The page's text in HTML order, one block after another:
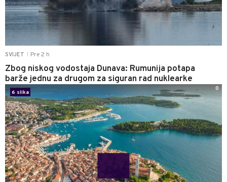
SVIJET Pre 2 h
Zbog niskog vodostaja Dunava: Rumunija potapa
barže jednu za drugom za siguran rad nuklearke
6 slika
0